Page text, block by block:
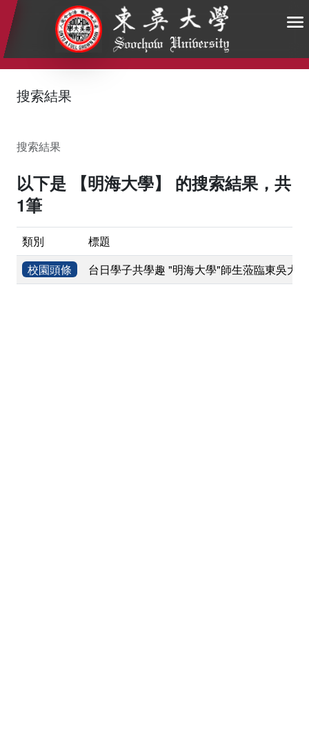
:::
搜索結果
搜索結果
以下是 【明海大學】 的搜索結果，共
1筆
類別
標題
校園頭條
台日學子共學趣 "明海大學"師生蒞臨東吳大